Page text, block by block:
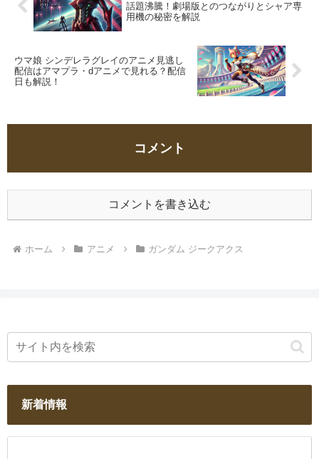
話題沸騰！劇場版とのつながりとシャア専
用機の秘密を解説
ウマ娘 シンデレラグレイのアニメ見逃し
配信はアマプラ・dアニメで見れる？配信
日も解説！
コメント
コメントを書き込む
ホーム アニメ ガンダム ジークアクス
新着情報